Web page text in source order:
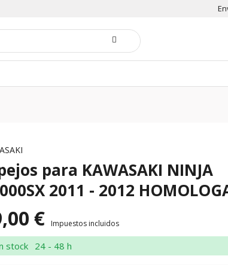
para KAWASAKI NINJA
2011 - 2012
€ Impuestos incluidos
stock 24 - 48 h